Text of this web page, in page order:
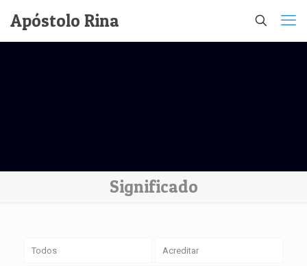
Apóstolo Rina
Significado
Todos Acreditar